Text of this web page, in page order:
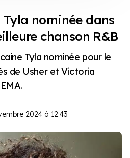
Tyla nominée dans
chanson R&B
Tyla nominée pour le
de Usher et Victoria
2024 à 12:43